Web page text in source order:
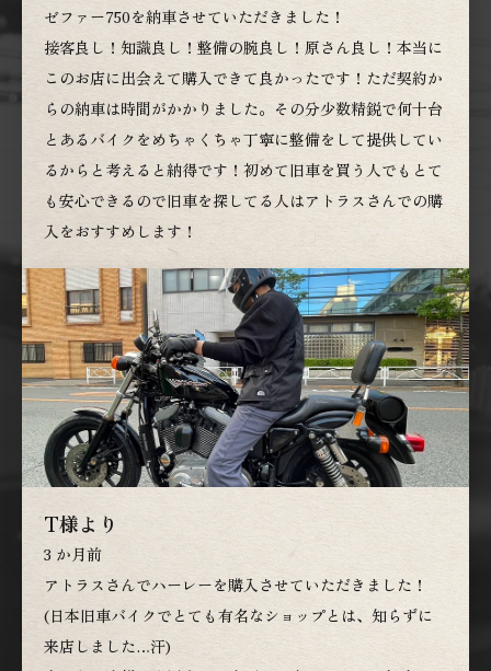
ゼファー750を納車させていただきました！
接客良し！知識良し！整備の腕良し！原さん良し！本当に
このお店に出会えて購入できて良かったです！ただ契約か
らの納車は時間がかかりました。その分少数精鋭で何十台
とあるバイクをめちゃくちゃ丁寧に整備をして提供してい
るからと考えると納得です！初めて旧車を買う人でもとて
も安心できるので旧車を探してる人はアトラスさんでの購
入をおすすめします！
T様より
3 か月前
アトラスさんでハーレーを購入させていただきました！
(日本旧車バイクでとても有名なショップとは、知らずに
来店しました…汗)